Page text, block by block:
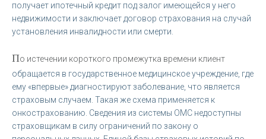
получает ипотечный кредит под залог имеющейся у него
недвижимости и заключает договор страхования на случай
установления инвалидности или смерти.
По истечении короткого промежутка времени клиент
обращается в государственное медицинское учреждение, где
ему «впервые» диагностируют заболевание, что является
страховым случаем. Такая же схема применяется к
онкострахованию. Сведения из системы ОМС недоступны
страховщикам в силу ограничений по закону о